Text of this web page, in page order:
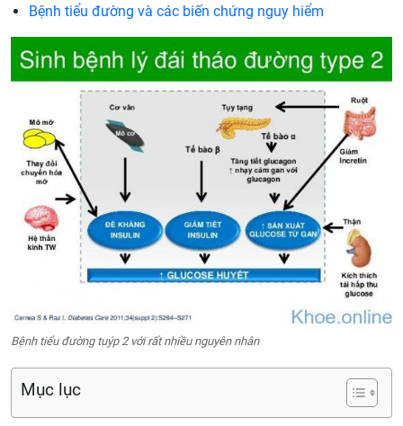
Bệnh tiểu đường và các biến chứng nguy hiểm
Bệnh tiểu đường tuýp 2 với rất nhiều nguyên nhân
Mục lục